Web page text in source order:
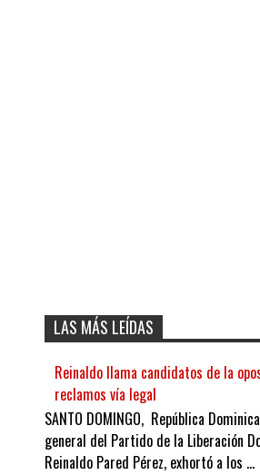
LAS MÁS LEÍDAS
Reinaldo llama candidatos de la
reclamos vía legal
SANTO DOMINGO, República
general del Partido de la Liberación
Reinaldo Pared Pérez, exhortó a los ...